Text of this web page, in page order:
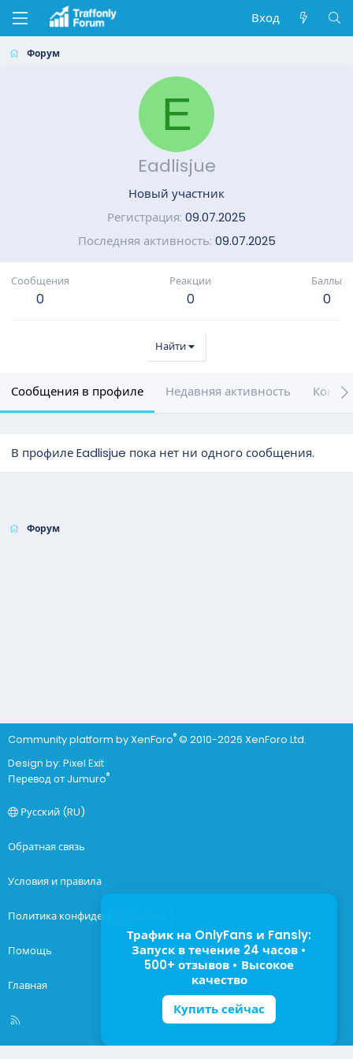
Вход
Форум
E
Eadlisjue
Новый участник
Регистрация 09.07.2025
Последняя активность 09.07.2025
Сообщения
0
Реакции
0
Баллы
0
Найти
Сообщения в профиле Недавняя активность
В профиле Eadlisjue пока нет ни одного сообщения.
Форум
Community platform by XenForo® © 2010-2026 XenForo Ltd.
Design by: Pixel Exit
Перевод от Jumuro®
Русский (RU)
Обратная связь
Условия и правила
Политика конфиденциальности
Помощь
Главная
R
S
Трафик на OnlyFans и Fansly:
Запуск в течение 24 часов •
500+ отзывов • Высокое
качество
Купить сейчас